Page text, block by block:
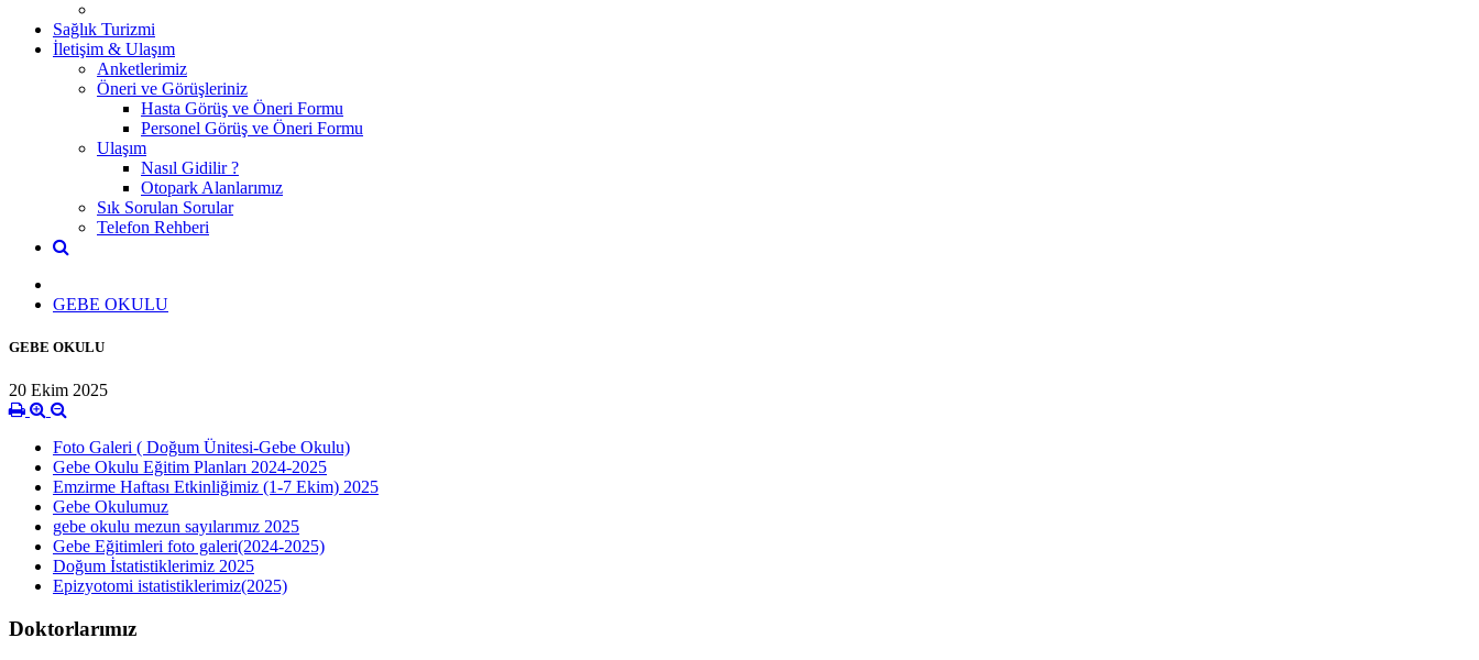
Sağlık Turizmi
İletişim & Ulaşım
Anketlerimiz
Öneri ve Görüşleriniz
Hasta Görüş ve Öneri Formu
Personel Görüş ve Öneri Formu
Ulaşım
Nasıl Gidilir ?
Otopark Alanlarımız
Sık Sorulan Sorular
Telefon Rehberi
GEBE OKULU
GEBE OKULU
20 Ekim 2025
Foto Galeri ( Doğum Ünitesi-Gebe Okulu)
Gebe Okulu Eğitim Planları 2024-2025
Emzirme Haftası Etkinliğimiz (1-7 Ekim) 2025
Gebe Okulumuz
gebe okulu mezun sayılarımız 2025
Gebe Eğitimleri foto galeri(2024-2025)
Doğum İstatistiklerimiz 2025
Epizyotomi istatistiklerimiz(2025)
Doktorlarımız